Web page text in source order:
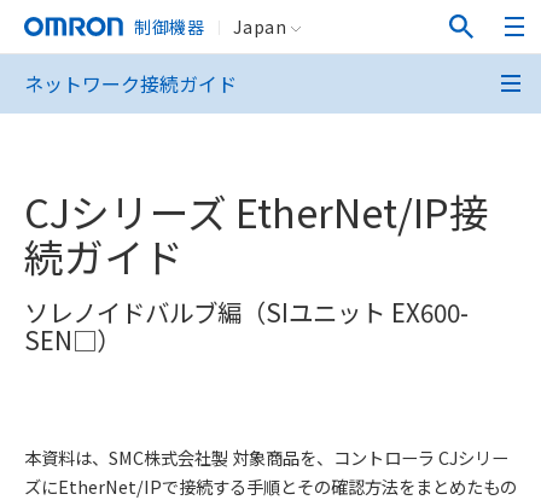
制御機器 Japan
ネットワーク接続ガイド
CJシリーズ EtherNet/IP接
続ガイド
ソレノイドバルブ編（SIユニット EX600-
SEN□）
本資料は、SMC株式会社製 対象商品を、コントローラ CJシリー
ズにEtherNet/IPで接続する手順とその確認方法をまとめたもの